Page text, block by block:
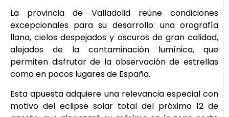
La provincia de Valladolid reúne condiciones
excepcionales para su desarrollo: una orografía
llana, cielos despejados y oscuros de gran calidad,
alejados de la contaminación lumínica, que
permiten disfrutar de la observación de estrellas
como en pocos lugares de España.
Esta apuesta adquiere una relevancia especial con
motivo del eclipse solar total del próximo 12 de